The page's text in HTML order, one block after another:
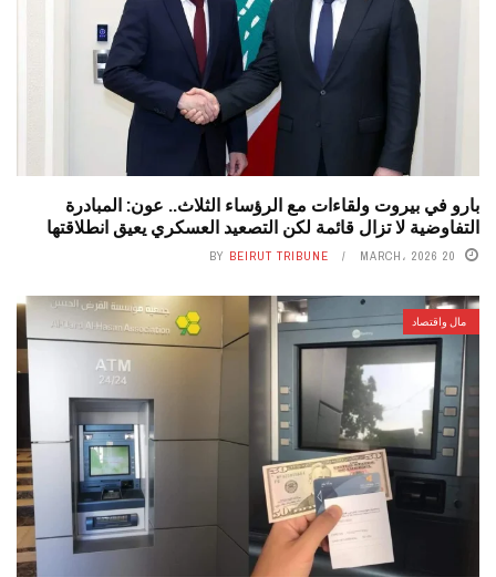
بارو في بيروت ولقاءات مع الرؤساء الثلاث.. عون: المبادرة
التفاوضية لا تزال قائمة لكن التصعيد العسكري يعيق انطلاقتها
20 MARCH، 2026 BY BEIRUT TRIBUNE
مال واقتصاد